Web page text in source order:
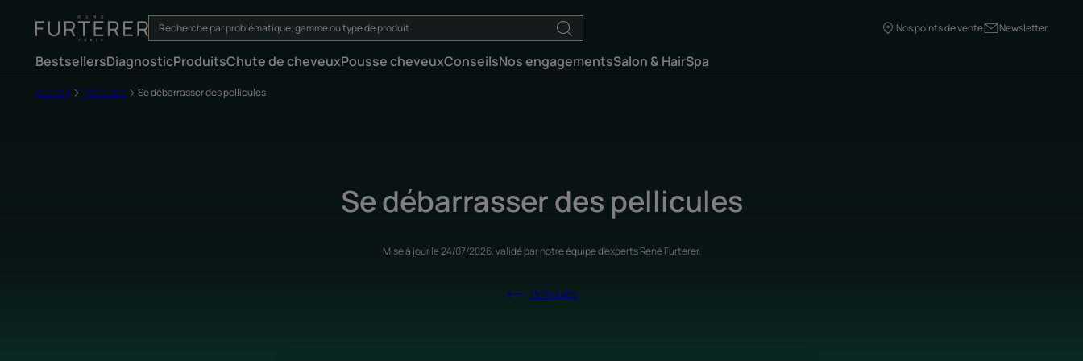
Nos points de vente Newsletter
BestsellersDiagnosticProduitsChute de cheveuxPousse cheveuxConseilsNos engagementsSalon & HairSpa
Accueil Pellicules Se débarrasser des pellicules
Se débarrasser des pellicules
Mise à jour le24/07/2026, validé parnotre équipe d'experts René Furterer.
Pellicules